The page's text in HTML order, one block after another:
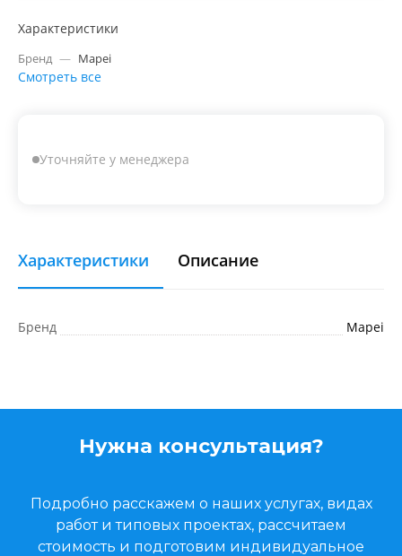
Характеристики
Бренд — Mapei
Смотреть все
Уточняйте у менеджера
Характеристики Описание
Бренд Mapei
Нужна консультация?
Подробно расскажем о наших услугах, видах
работ и типовых проектах, рассчитаем
стоимость и подготовим индивидуальное